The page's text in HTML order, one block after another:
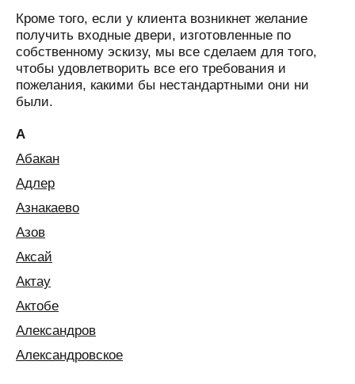
Кроме того, если у клиента возникнет желание
получить входные двери, изготовленные по
собственному эскизу, мы все сделаем для того,
чтобы удовлетворить все его требования и
пожелания, какими бы нестандартными они ни
были.
А
Абакан
Адлер
Азнакаево
Азов
Аксай
Актау
Актобе
Александров
Александровское